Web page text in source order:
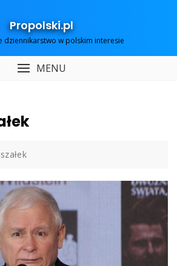
Propolski.pl
dziennikarstwo w polskim interesie
MENU